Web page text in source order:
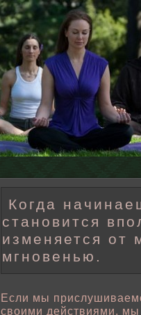
Когда
становится
изменяется от
мгновенью.
Если мы
свοими действиями,